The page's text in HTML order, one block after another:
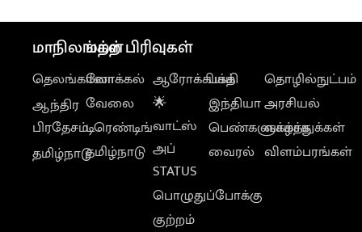
மாநிலங்கள்
தெலங்கானா
ஆந்திர
பிரதேசம்
தமிழ்நாடு
மற்ற பிரிவுகள்
லோக்கல்
வேலை
டிரெண்டிங்
தமிழ்நாடு
ஆரோக்கியம்
🌟
வாட்ஸ்
அப்
STATUS
பொழுதுப்போக்கு
குற்றம்
பக்தி
இந்தியா
பெண்களுக்காக
வைரல்
தொழில்நுட்பம்
அரசியல்
வாழ்த்துக்கள்
விளம்பரங்கள்